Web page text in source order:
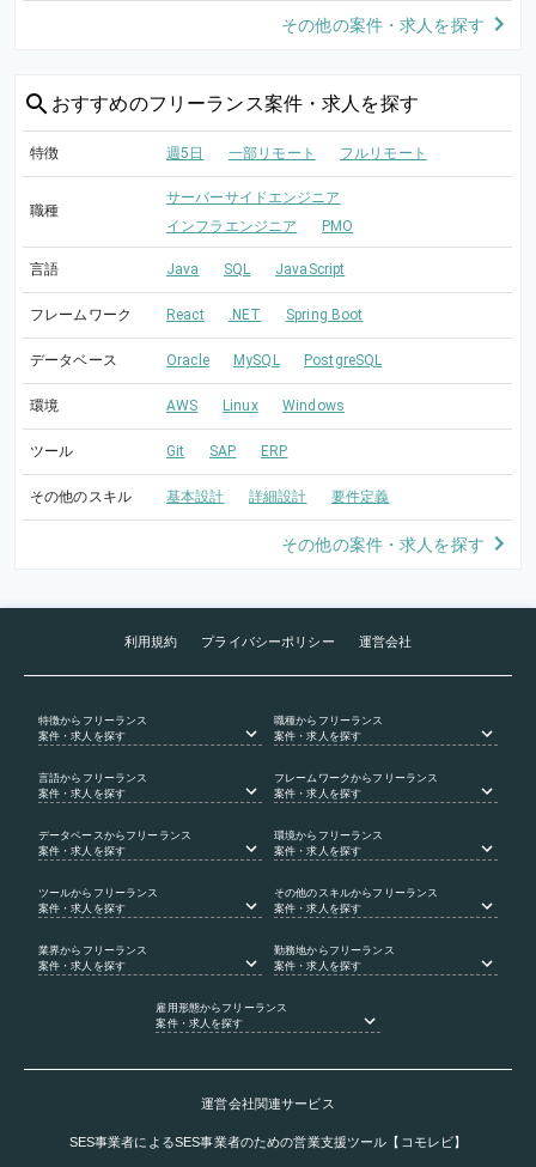
その他の案件・求人を探す
おすすめのフリーランス案件・求人を探す
特徴 週5日 一部リモート フルリモート
職種
サーバーサイドエンジニア
インフラエンジニア
PMO
言語 Java SQL JavaScript
フレームワーク React .NET Spring Boot
データベース Oracle MySQL PostgreSQL
環境 AWS Linux Windows
ツール Git SAP ERP
その他のスキル 基本設計 詳細設計 要件定義
その他の案件・求人を探す
利用規約 プライバシーポリシー 運営会社
特徴からフリーランス
案件・求人を探す
職種からフリーランス
案件・求人を探す
言語からフリーランス
案件・求人を探す
フレームワークからフリーランス
案件・求人を探す
データベース からフリーランス
案件・求人を探す
環境からフリーランス
案件・求人を探す
ツールからフリーランス
案件・求人を探す
その他のスキルからフリーランス
案件・求人を探す
業界からフリーランス
案件・求人を探す
勤務地からフリーランス
案件・求人を探す
雇用形態からフリーランス
案件・求人を探す
運営会社関連サービス
SES事業者によるSES事業者のための営業支援ツール【コモレビ】